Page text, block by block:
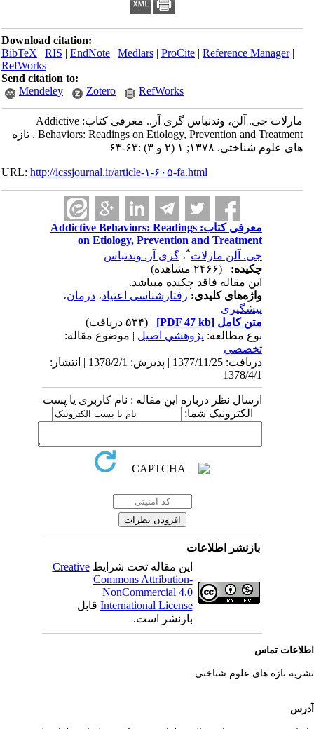
Download citation:
BibTeX|RIS|EndNote|Medlars|ProCite|Reference Manager
RefWorks
Send citation to:
Mendeley
Zotero RefWorks
مارلات جی. آلن، وندنباس گری آر.. معرفی کتاب: Addictive
Behaviors: Readings on Etiology, Prevention and Treatment . تازه
های علوم شناختی. ۱۳۷۸; ۱ (۲ و ۳) :۶۳-۶۳
URL:http://icssjournal.ir/article-۱-۶۰۵-fa.html
معرفی کتاب: Addictive Behaviors: Readings
on Etiology, Prevention and Treatment
جی. آلن مارلات*،گری آر. وندنباس
چکیده:
این مقاله فاقد چکیده می​باشد.
واژه‌های کلیدی:رفتارشناسی اعتیاد،درمان،
پیشگیری
متن کامل[PDF 47 kb]
نوع مطالعه:پژوهشي اصیل| موضوع مقاله:
تخصصي
دریافت: 1377/11/25 | پذیرش: 1378/2/1 | انتشار:
1378/4/1
ارسال نظر درباره این مقاله : نام کاربری یا پست
الکترونیک شما:
بازنشر اطلاعات
این مقاله تحت شرایطCreative
Commons Attribution-
NonCommercial 4.0
International Licenseقابل
بازنشر است.
تماس
تازه های علوم شناختی